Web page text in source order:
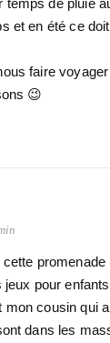
temps de pluie
et en été ce
faire
😉
promenade
pour
mon cousin qui
dans les